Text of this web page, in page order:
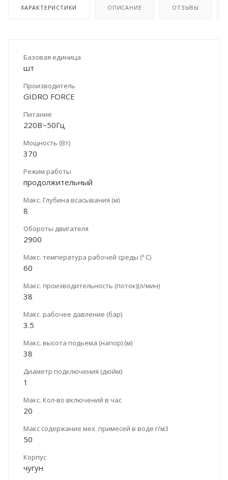
ХАРАКТЕРИСТИКИ ОПИСАНИЕ ОТЗЫВЫ
Базовая единица
шт
Производитель
GIDRO FORCE
Питание
220В~50Гц
Мощность (Вт)
370
Режим работы
продолжительный
Макс. Глубина всасывания (м)
8
Обороты двигателя
2900
Макс. температура рабочей среды (º С)
60
Макс. производительность (поток)(л/мин)
38
Макс. рабочее давление (бар)
3.5
Макс. высота подьема (напор) (м)
38
Диаметр подключения (дюйм)
1
Макс. Кол-во включений в час
20
Макс содержание мех. примесей в воде г/м3
50
Корпус
чугун